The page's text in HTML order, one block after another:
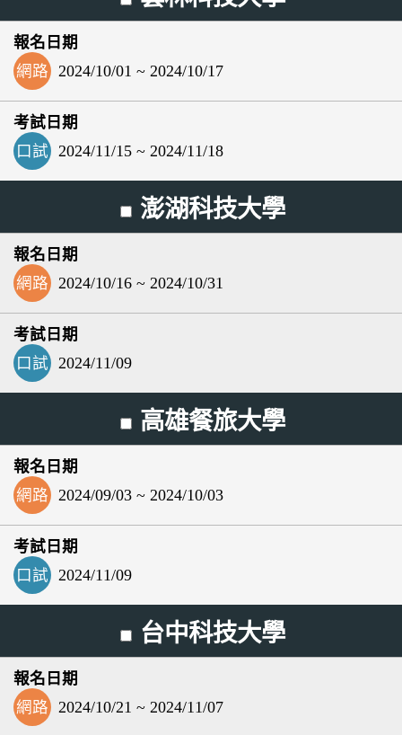
網路 2024/10/01 ~ 2024/10/17
口試 2024/11/15 ~ 2024/11/18
澎湖科技大學
網路 2024/10/16 ~ 2024/10/31
口試 2024/11/09
高雄餐旅大學
網路 2024/09/03 ~ 2024/10/03
口試 2024/11/09
台中科技大學
網路 2024/10/21 ~ 2024/11/07